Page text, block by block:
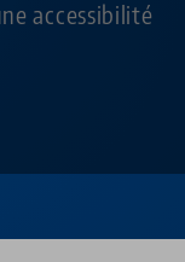
accessibilité